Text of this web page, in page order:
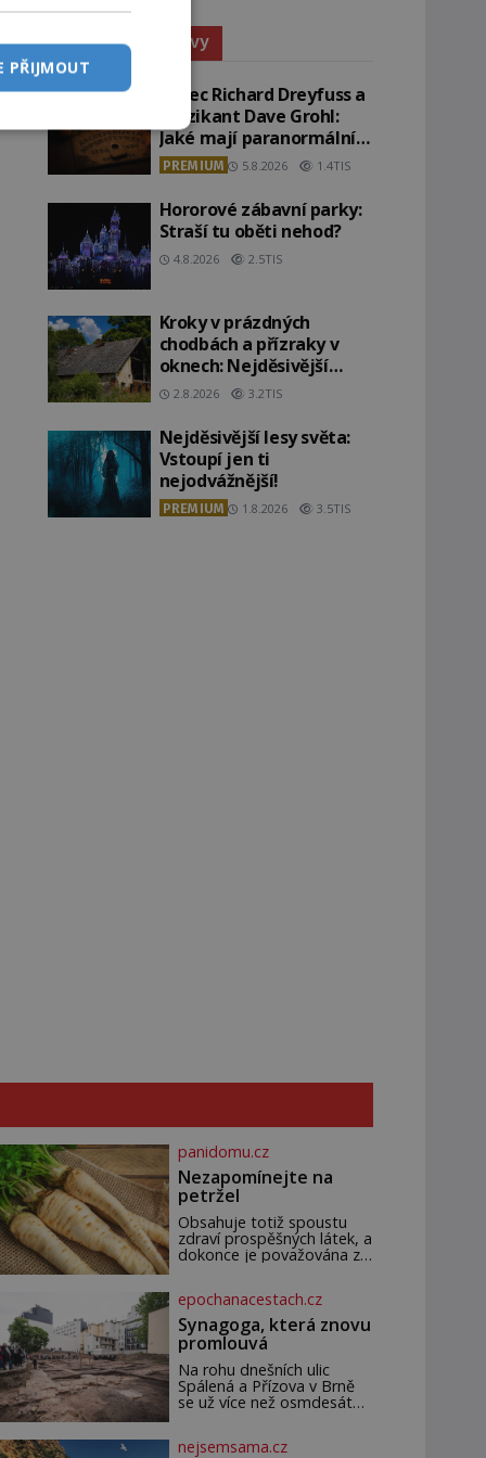
Paranormální jevy
Herec Richard Dreyfuss a
muzikant Dave Grohl:
Jaké mají paranormální
zážitky?
PREMIUM 5.8.2026 1.4TIS
Hororové zábavní parky:
Straší tu oběti nehod?
4.8.2026 2.5TIS
Kroky v prázdných
chodbách a přízraky v
oknech: Nejděsivější
domy v Česku budí hrůzu
2.8.2026 3.2TIS
Nejděsivější lesy světa:
Vstoupí jen ti
nejodvážnější!
PREMIUM 1.8.2026 3.5TIS
panidomu.cz
Nezapomínejte na
petržel
Obsahuje totiž spoustu
zdraví prospěšných látek, a
dokonce je považována za
petrželi najdete vitaminy
B1, B2, B3, B6, provitamin
A, vitamin E a velké
množství vitamínu C
(nejvíce ho má nať,
dokonce třikrát více než
pomeranč, v kořeni je také,
epochanacestach.cz
Synagoga, která znovu
promlouvá
Na rohu dnešních ulic
Spálená a Přízova v Brně
se už více než osmdesát
kolemjdoucích tuší, že
nejsemsama.cz
PŘIJMOUT